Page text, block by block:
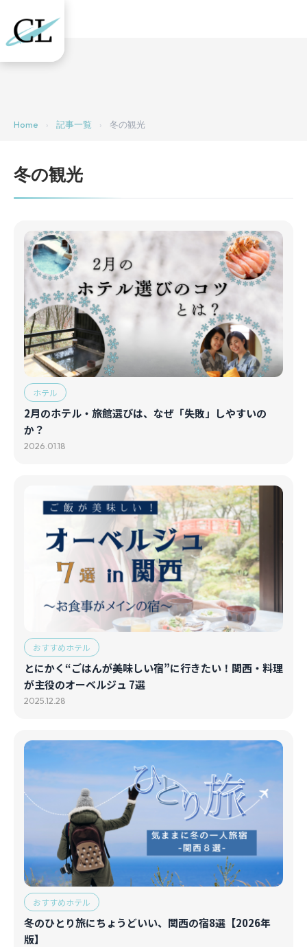
Home › 記事一覧 › 冬の観光
冬の観光
ホテル
2月のホテル・旅館選びは、なぜ「失敗」しやすいの
か？
2026.01.18
おすすめホテル
とにかく“ごはんが美味しい宿”に行きたい！関西・料理
が主役のオーベルジュ 7選
2025.12.28
おすすめホテル
冬のひとり旅にちょうどいい、関西の宿8選【2026年
版】